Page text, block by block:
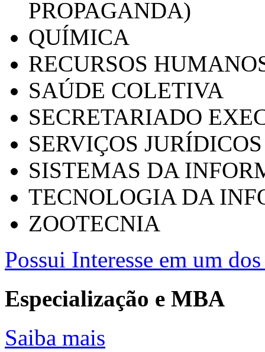
PROPAGANDA)
QUÍMICA
RECURSOS
SAÚDE COLETIVA
SECRETARIADO
SERVIÇOS
SISTEMAS DA
TECNOLOGIA DA
ZOOTECNIA
Possui Interesse em um
Especialização e MBA
Saiba mais